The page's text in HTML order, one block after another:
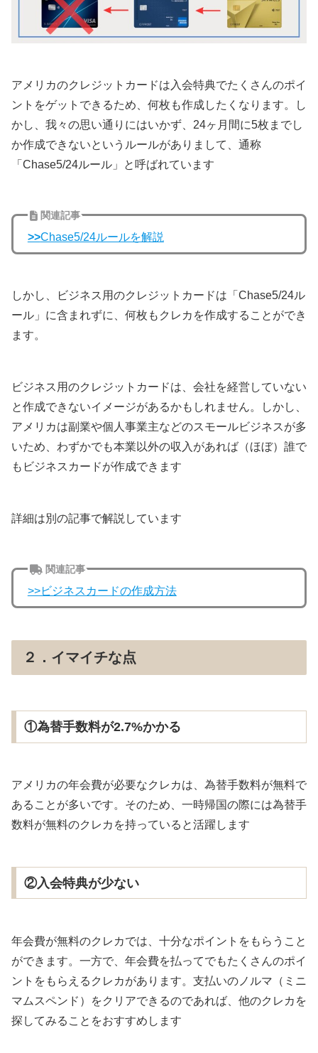
アメリカのクレジットカードは入会特典でたくさんのポイ
ントをゲットできるため、何枚も作成したくなります。し
かし、我々の思い通りにはいかず、24ヶ月間に5枚までし
か作成できないというルールがありまして、通称
「Chase5/24ルール」と呼ばれています
関連記事
>>Chase5/24ルールを解説
しかし、ビジネス用のクレジットカードは「Chase5/24ル
ール」に含まれずに、何枚もクレカを作成することができ
ます。
ビジネス用のクレジットカードは、会社を経営していない
と作成できないイメージがあるかもしれません。しかし、
アメリカは副業や個人事業主などのスモールビジネスが多
いため、わずかでも本業以外の収入があれば（ほぼ）誰で
もビジネスカードが作成できます
詳細は別の記事で解説しています
関連記事
>>ビジネスカードの作成方法
２．イマイチな点
①為替手数料が2.7%かかる
アメリカの年会費が必要なクレカは、為替手数料が無料で
あることが多いです。そのため、一時帰国の際には為替手
数料が無料のクレカを持っていると活躍します
②入会特典が少ない
年会費が無料のクレカでは、十分なポイントをもらうこと
ができます。一方で、年会費を払ってでもたくさんのポイ
ントをもらえるクレカがあります。支払いのノルマ（ミニ
マムスペンド）をクリアできるのであれば、他のクレカを
探してみることをおすすめします